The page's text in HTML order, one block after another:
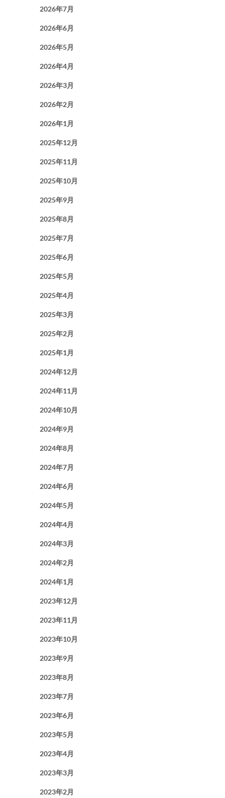
2026年7月
2026年6月
2026年5月
2026年4月
2026年3月
2026年2月
2026年1月
2025年12月
2025年11月
2025年10月
2025年9月
2025年8月
2025年7月
2025年6月
2025年5月
2025年4月
2025年3月
2025年2月
2025年1月
2024年12月
2024年11月
2024年10月
2024年9月
2024年8月
2024年7月
2024年6月
2024年5月
2024年4月
2024年3月
2024年2月
2024年1月
2023年12月
2023年11月
2023年10月
2023年9月
2023年8月
2023年7月
2023年6月
2023年5月
2023年4月
2023年3月
2023年2月